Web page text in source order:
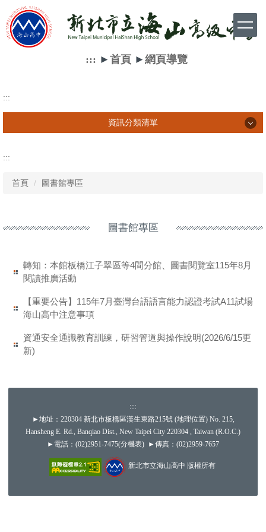
到
主
::: ► 首頁► 網頁導覽
:::
資訊分類清單
學生相關訊息
網路資源
:::
首頁 圖書館專區
圖書館專區
轉知：本館板橋江子翠區等4間分館、圖書閱覽室115年8月
閱讀推廣活動
【重要公告】115年7月臺灣台語語言能力認證考試A11試場
海山高中注意事項
資通安全通識教育訓練，研習管道與操作說明(2026/6/15更
新)
:::
►地址：220304 新北市板橋區漢生東路215號 (地理位置) No. 215,
Hansheng E. Rd., Banqiao Dist., New Taipei City 220304 , Taiwan (R.O.C.)
►電話：(02)2951-7475(分機表) ►傳真：(02)2959-7657
新北市立海山高中 版權所有